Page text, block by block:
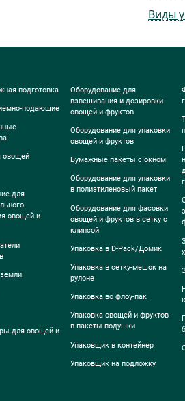
Виды
подготовка
подающие
овощей
для
овощей и
для овощей и
Оборудование для
взвешивания и дозировки
овощей и фруктов
Оборудование для упаковки
овощей и фруктов
Бумажные пакеты с окном
Оборудование для упаковки
в полиэтиленовый пакет
Оборудование для фасовки
овощей и фруктов в сетку с
клипсой
Упаковка в D-Pack/Домик
Упаковка в сетку-мешок на
рулоне
Упаковка во флоу-пак
Упаковка овощей и фруктов
в пакеты-подушки
Упаковщик в контейнер
Упаковщик на подложку